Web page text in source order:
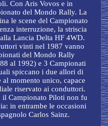
Con Aris Vovos e in
del Mondo Rally. La
le scene del Campionato
interruzione, la striscia
Lancia Delta HF 4WD.
vinti nel 1987 vanno
del Mondo Rally
al 1992) e 3 Campionati
spiccano i due allori di
momento unico, capace
riservato ai conduttori.
il Campionato Piloti non fu
in entrambe le occasioni
Carlos Sainz.